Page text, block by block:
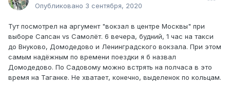
Опубликовано 3 сентября, 2020
Тут посмотрел на аргумент "вокзал в центре Москвы" при
выборе Сапсан vs Самолёт. 6 вечера, будний, 1 час на такси
до Внуково, Домодедово и Ленинградского вокзала. При этом
самым надёжным по времени поездки я б назвал
Домодедово. По Садовому можно встрять на полчаса в это
время на Таганке. Не хватает, конечно, выделенок по кольцам.